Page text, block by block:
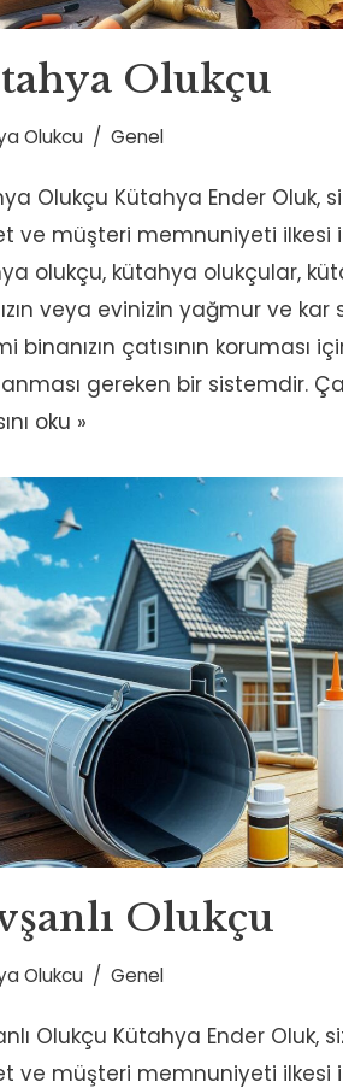
Olukçu
Olukcu Genel
Olukçu Kütahya Ender Oluk,
ve müşteri memnuniyeti ilkesi
olukçu, kütahya olukçular,
veya evinizin yağmur ve kar
binanızın çatısının koruması
gereken bir sistemdir.
oku »
Olukçu
Olukcu Genel
Olukçu Kütahya Ender Oluk,
ve müşteri memnuniyeti ilkesi